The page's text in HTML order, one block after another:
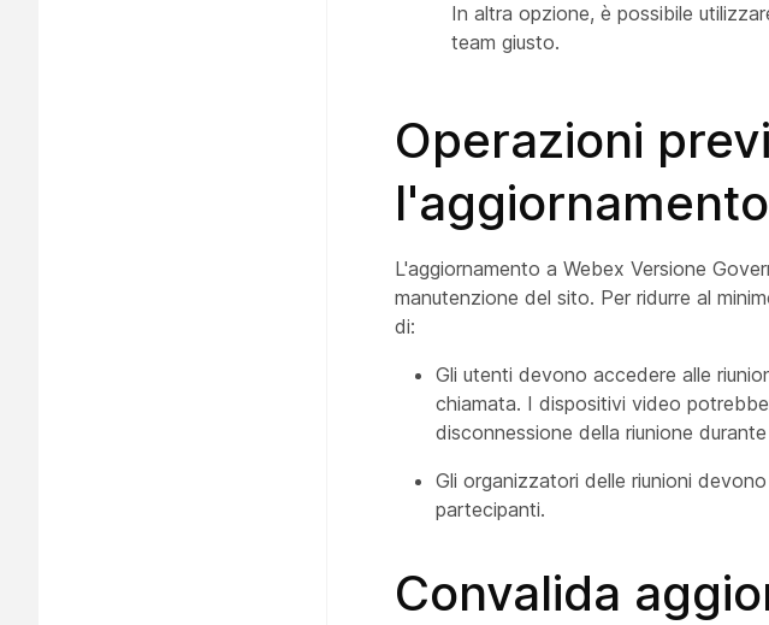
In altra opzione, è possibile
team giusto.
Operazioni
l'aggiornamento
L'aggiornamento a Webex Versione
manutenzione del sito. Per ridurre al
di:
Gli utenti devono accedere alle
chiamata. I dispositivi video
disconnessione della riunione
Gli organizzatori delle riunioni
partecipanti.
Convalida